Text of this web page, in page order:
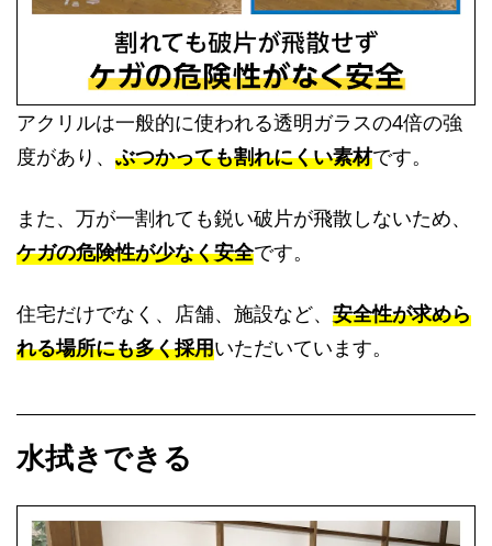
アクリルは一般的に使われる透明ガラスの4倍の強
度があり、 ぶつかっても割れにくい素材です。
また、万が一割れても鋭い破片が飛散しないため、
ケガの危険性が少なく安全です。
住宅だけでなく、店舗、施設など、 安全性が求めら
れる場所にも多く採用いただいています。
水拭きできる